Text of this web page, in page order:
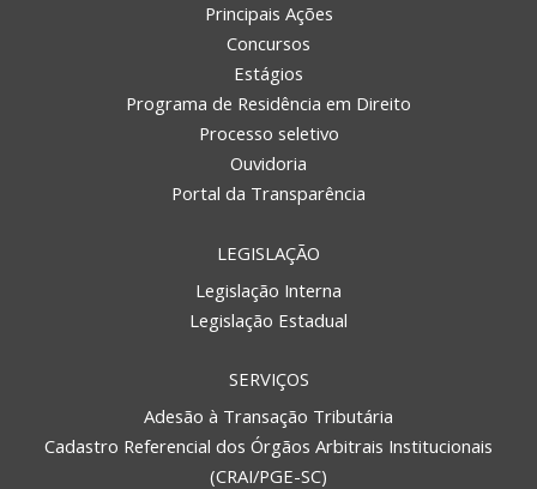
Principais Ações
Concursos
Estágios
Programa de Residência em Direito
Processo seletivo
Ouvidoria
Portal da Transparência
LEGISLAÇÃO
Legislação Interna
Legislação Estadual
SERVIÇOS
Adesão à Transação Tributária
Cadastro Referencial dos Órgãos Arbitrais Institucionais
(CRAI/PGE-SC)